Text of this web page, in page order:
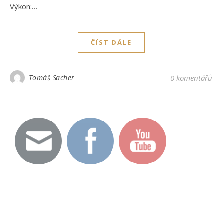
Výkon:…
ČÍST DÁLE
Tomáš Sacher 0 komentářů